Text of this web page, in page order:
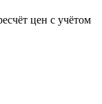
цен с учётом